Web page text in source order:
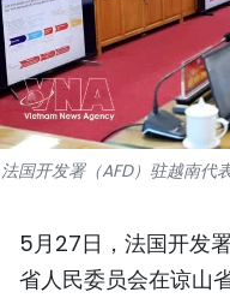
史
多
图
图
视频
法国开发署（AFD）驻越南代
5月27日，法国开发
省人民委员会在谅山